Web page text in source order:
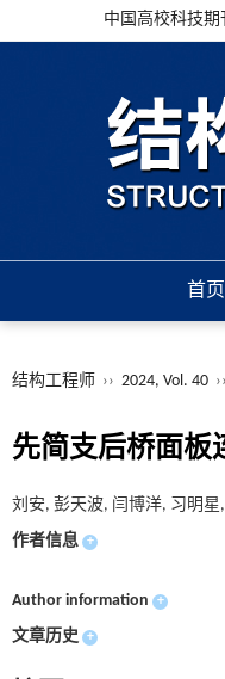
中国高校科技
首页
结构工程师 ›› 2024, Vol. 40 ››
先简支后桥面板
刘安, 彭天波, 闫博洋, 习明
作者信息 +
Author information +
文章历史 +